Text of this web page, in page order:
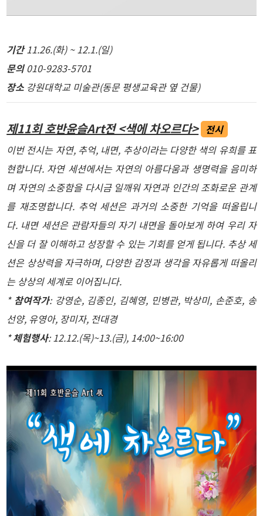
기간11.26.(화) ~ 12.1.(일)
문의010-9283-5701
장소 강원대학교 미술관(동문 평생교육관 옆 건물)
제11회 호반윤슬Art전 <색에 차오르다> 전시
이번 전시는 자연, 추억, 내면, 추상이라는 다양한 색의 유희를 표
현합니다. 자연 세션에서는 자연의 아름다움과 생명력을 음미하
며 자연의 소중함을 다시금 일깨워 자연과 인간의 조화로운 관계
를 재조명합니다. 추억 세션은 과거의 소중한 기억을 떠올립니
다. 내면 세션은 관람자들의 자기 내면을 돌아보게 하여 우리 자
신을 더 잘 이해하고 성장할 수 있는 기회를 얻게 됩니다. 추상 세
션은 상상력을 자극하며, 다양한 감정과 생각을 자유롭게 떠올리
는 상상의 세계로 이어집니다.
* 참여작가: 강영순, 김종인, 김혜영, 민병관, 박상미, 손준호, 송
선양, 유영아, 장미자, 전대경
*체험행사: 12.12.(목)~13.(금), 14:00~16:00